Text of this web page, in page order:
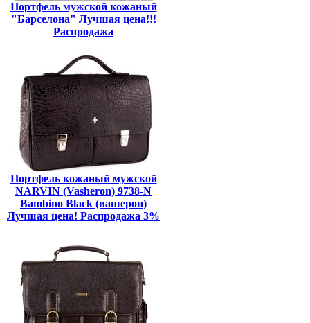
Портфель мужской кожаный
"Барселона" Лучшая цена!!!
Распродажа
Портфель кожаный мужской
NARVIN (Vasheron) 9738-N
Bambino Black (вашерон)
Лучшая цена! Распродажа 3%